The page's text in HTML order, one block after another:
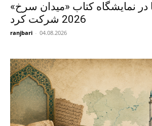
در نمایشگاه کتاب «میدان سرخ»
2026 شرکت کرد
ranjbari - 04.08.2026